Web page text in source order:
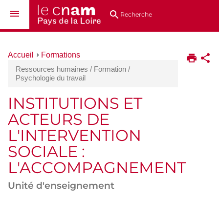
au
directsRecherche
Vous
ici :
Accueil
Formations
Ressources humaines / Formation /
Psychologie du travail
INSTITUTIONS ET
ACTEURS DE
L'INTERVENTION
SOCIALE :
L'ACCOMPAGNEMENT
Unité d'enseignement